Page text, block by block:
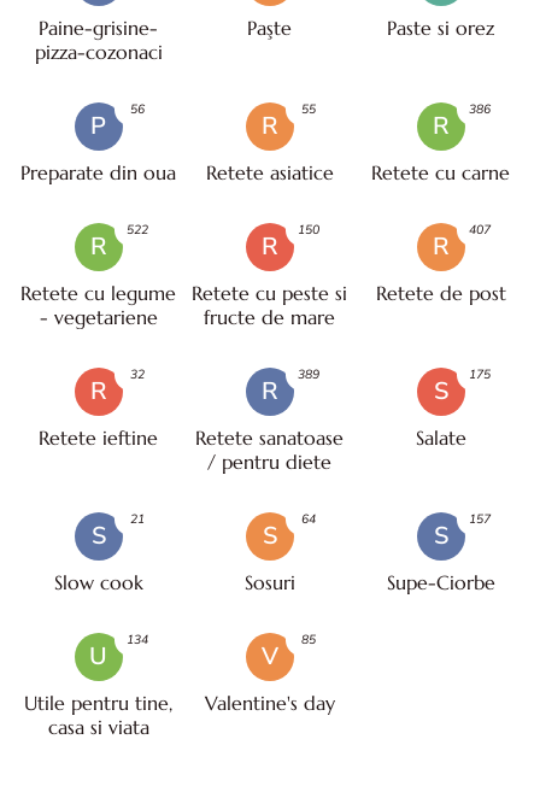
Paine-grisine-
pizza-cozonaci
Paşte Paste si orez
P
Preparate din oua
56
R
Retete asiatice
55
R
Retete cu carne
386
R
Retete cu legume
- vegetariene
522
R
Retete cu peste si
fructe de mare
150
R
Retete de post
407
R
Retete ieftine
32
R
Retete sanatoase
/ pentru diete
389
S
Salate
175
S
Slow cook
21
S
Sosuri
64
S
Supe-Ciorbe
157
U
Utile pentru tine,
casa si viata
134
V
Valentine's day
85